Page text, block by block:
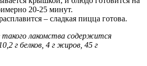
20-25 минут.
– сладкая пицца готова.
такого лакомства содержится
г белков, 4 г жиров, 45 г